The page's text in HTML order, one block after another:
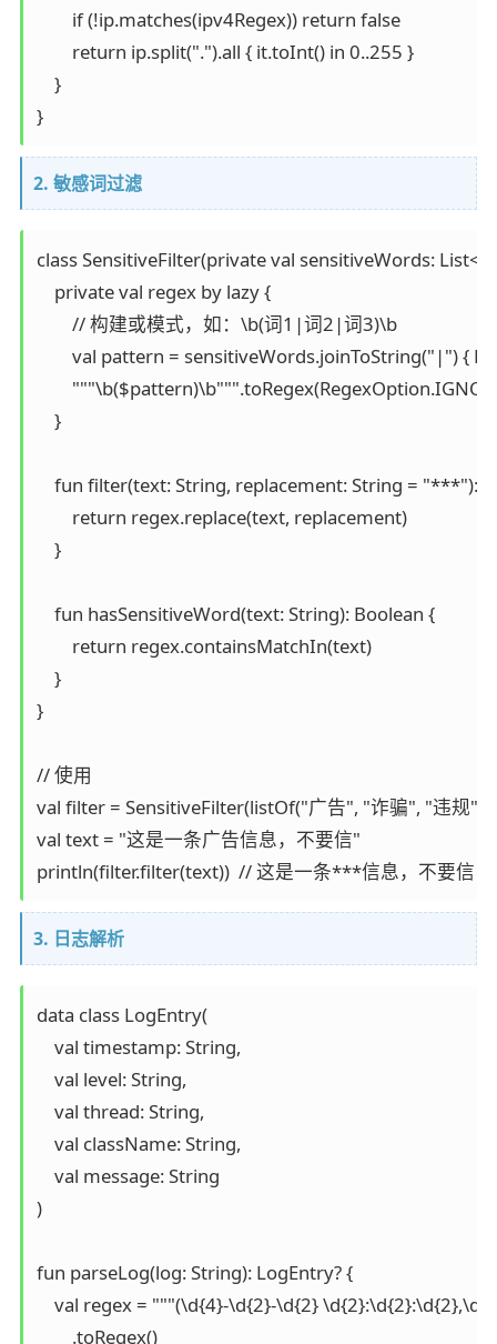
        if (!ip.matches(ipv4Regex)) return false
        return ip.split(".").all { it.toInt() in 0..255 }
    }
}
2. 敏感词过滤
class SensitiveFilter(private val sensitiveWords:
    private val regex by lazy {
        // 构建或模式，如：\b(词1|词2|词3)\b
val pattern = sensitiveWords.joinToString("|") {
    }
fun filter(text: String, replacement: String = "***"):
        return regex.replace(text, replacement)
    }
    fun hasSensitiveWord(text: String): Boolean {
        return regex.containsMatchIn(text)
    }
}
// 使用
val filter = SensitiveFilter(listOf("广告", "诈骗", "违规"))
val text = "这是一条广告信息，不要信"
println(filter.filter(text))  // 这是一条***信息，不要信
3. 日志解析
data class LogEntry(
    val timestamp: String,
    val level: String,
    val thread: String,
    val className: String,
    val message: String
)
fun parseLog(log: String): LogEntry? {
val regex = """(\d{4}-\d{2}-\d{2}
        .toRegex()